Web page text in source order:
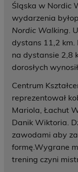
Śląska w Nordic
wydarzenia
Nordic Walking.
dystans 11,2 km.
na dystansie 2,8
dorosłych
Centrum
reprezentował
Mariola, Łachut
Danik Wiktoria.
zawodami aby
formę.Wygrane
trening czyni